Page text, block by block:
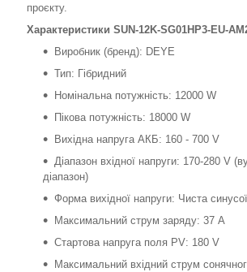
проєкту.
Характеристики SUN-12K-SG01HP3-EU-
Виробник (бренд): DEYE
Тип: Гібридний
Номінальна потужність: 12000 W
Пікова потужність: 18000 W
Вихідна напруга АКБ: 160 - 700 V
Діапазон вхідної напруги: 170-280 V
діапазон)
Форма вихідної напруги: Чиста
Максимальний струм заряду: 37 A
Стартова напруга поля PV: 180 V
Максимальний вхідний струм